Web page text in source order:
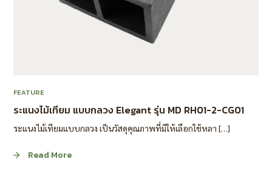
FEATURE
ระแนงไม้เทียม แบบกลวง Elegant รุ่น MD RH01-2-CG01
ระแนงไม้เทียมแบบกลวง เป็นวัสดุคุณภาพที่มีให้เลือกใช้หลา […]
Read More